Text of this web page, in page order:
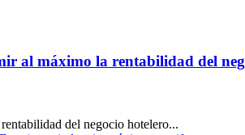
al máximo la rentabilidad del
del negocio hotelero...